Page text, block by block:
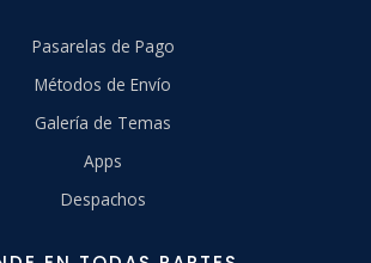
Pasarelas de Pago
Métodos de Envío
Galería de Temas
Apps
Despachos